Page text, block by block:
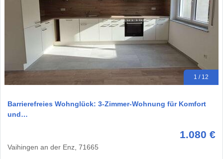
1 / 12
Barrierefreies Wohnglück: 3-Zimmer-Wohnung für Komfort
und…
1.080 €
Vaihingen an der Enz, 71665